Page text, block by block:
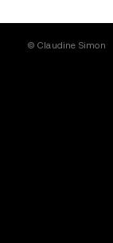
© Claudine Simon